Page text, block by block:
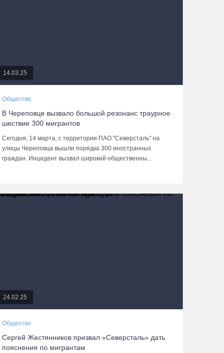
14.03.25
Общество
В Череповце вызвало большой резонанс траурное
шествие 300 мигрантов
Сегодня, 14 марта, с территории ПАО "Северсталь" на
улицы Череповца вышли порядка 300 иностранных
граждан. Инцидент вызвал широкий общественны...
24.02.25
Общество
Сергей Жестянников призвал «Северсталь» дать
пояснения по мигрантам